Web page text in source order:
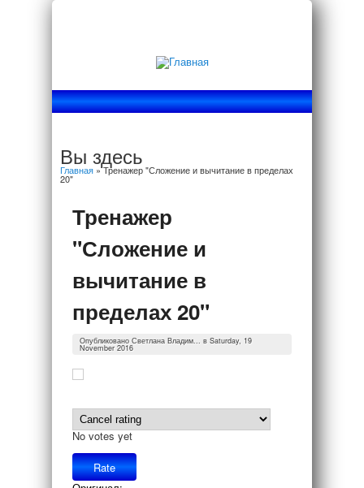
Вы здесь
Главная» Тренажер "Сложение и вычитание в пределах
20"
Тренажер
"Сложение и
вычитание в
пределах 20"
Опубликовано Светлана Владим... в Saturday, 19
November 2016
No votes yet